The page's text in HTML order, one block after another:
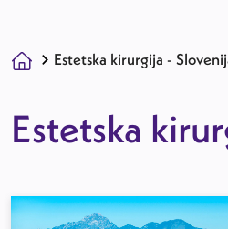
Estetska kirurgija -
Estetska